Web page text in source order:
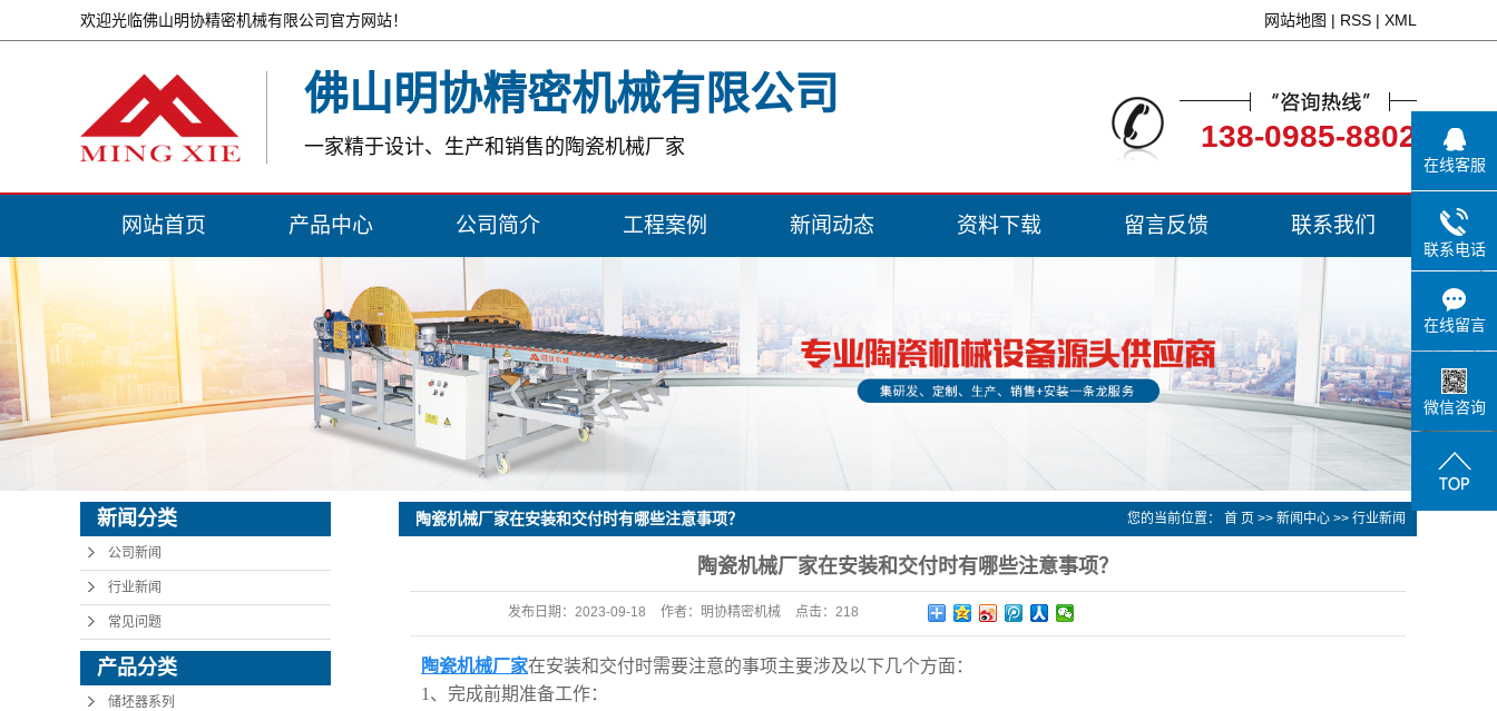
欢迎光临佛山明协精密机械有限公司官方网站！ 网站地图 | RSS | XML
佛山明协精密机械有限公司
一家精于设计、生产和销售的陶瓷机械厂家 138-0985-8802
网站首页 产品中心
印花机系列
上下砖机系列
压机布料翻转系列
工程辅机产品
其他产品
公司简介
资质证书
工程案例 新闻动态
行业新闻
常见问题
资料下载 留言反馈 联系我们
新闻分类
公司新闻
行业新闻
常见问题
产品分类
储坯器系列
陶瓷机械厂家在安装和交付时有哪些注意事项？ 您的当前位置： 首 页 >> 新闻中心 >> 行业新闻
陶瓷机械厂家在安装和交付时有哪些注意事项？
发布日期： 2023-09-18 作者： 明协精密机械 点击： 218
陶瓷机械厂家在安装和交付时需要注意的事项主要涉及以下几个方面：
1、完成前期准备工作：
在线客服
联系电话
在线留言
微信咨询